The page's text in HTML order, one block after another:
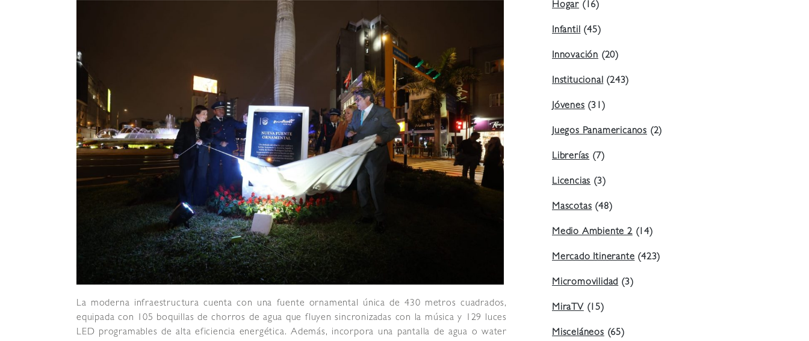
La moderna infraestructura cuenta con una fuente ornamental única de 430 metros cuadrados,
equipada con 105 boquillas de chorros de agua que fluyen sincronizadas con la música y 129 luces
LED programables de alta eficiencia energética. Además, incorpora una pantalla de agua o water
Hogar (16)
Infantil(45)
Innovación (20)
Institucional(243)
Jóvenes(31)
Juegos Panamericanos (2)
Librerías(7)
Licencias(3)
Mascotas(48)
Medio Ambiente 2(14)
Mercado Itinerante(423)
Micromovilidad(3)
MiraTV(15)
Misceláneos(65)